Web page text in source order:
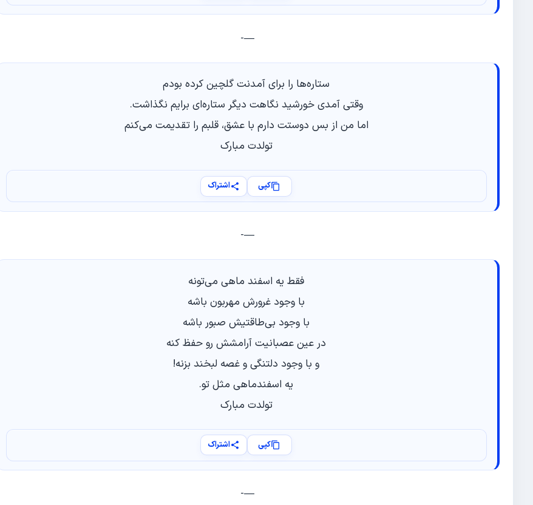
—-
ستاره‌ها را برای آمدنت گلچین کرده بودم
وقتی آمدی خورشید نگاهت دیگر ستاره‌ای برایم نگذاشت.
اما من از بس دوستت دارم با عشق، قلبم را تقدیمت می‌کنم
تولدت مبارک
کپی اشتراک
—-
فقط یه اسفند ماهی می‌تونه
با وجود غرورش مهربون باشه
با وجود بی‌طاقتیش صبور باشه
در عین عصبانیت آرامشش رو حفظ کنه
و با وجود دلتنگی و غصه لبخند بزنه!
یه اسفندماهی مثل تو.
تولدت مبارک
کپی اشتراک
—-